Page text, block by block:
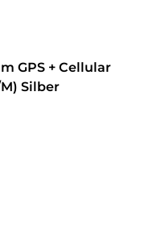
GPS + Cellular
Silber